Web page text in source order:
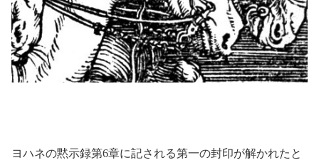
ヨハネの黙示録第6章に記される第一の封印が解かれたと